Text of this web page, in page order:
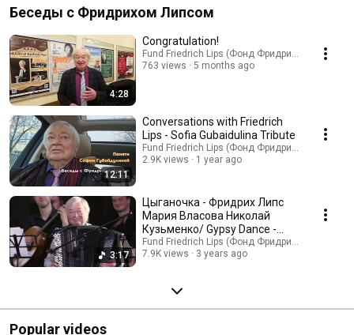
Беседы с Фридрихом Липсом
4:28
Congratulation!
Fund Friedrich Lips (Фонд Фридриха Липса)
763 views
5 months ago
12:11
Conversations with Friedrich
Lips - Sofia Gubaidulina Tribute
Fund Friedrich Lips (Фонд Фридриха Липса)
2.9K views
1 year ago
3:17
Цыганочка - Фридрих Липс
Мария Власова Николай
Кузьменко/ Gypsy Dance -
Friedrich Lips Maria Vlasova
Fund Friedrich Lips (Фонд Фридриха Липса)
7.9K views
3 years ago
Popular videos